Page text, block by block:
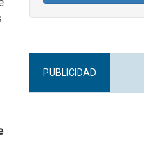
PUBLICIDAD